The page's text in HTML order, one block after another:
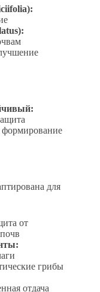
формирование
для
от
грибы
отдача